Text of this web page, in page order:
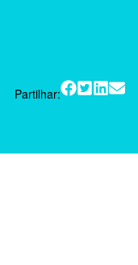
Partilhar: